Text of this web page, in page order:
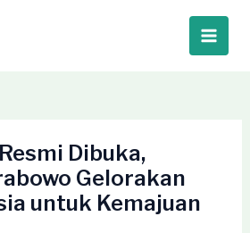
Main
Dibuka,
Gelorakan
untuk Kemajuan